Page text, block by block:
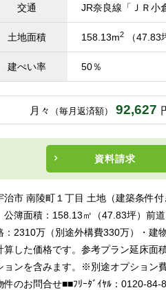
交通 JR奈良線「ＪＲ
土地面積 158.13m2 （47.83
建ぺい率 50％
月々 （毎月返済額） 92,627
資料請求
治市 南陵町１丁目 土地（建築条件
簿面積：158.13㎡（47.83坪）前道
：2310万（別途外構費330万）・建
算した価格です。参考プラン延床
ョンを含みます。※別途オプション
件のお問合せ■■ﾌﾘｰﾀﾞｲﾔﾙ：0120-